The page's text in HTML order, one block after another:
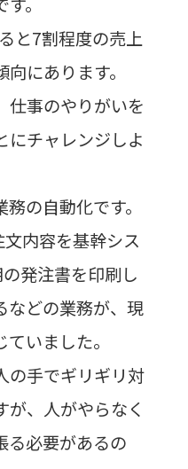
と7割程度の売上
にあります。
仕事のやりがいを
にチャレンジしよ
の自動化です。
内容を基幹シス
発注書を印刷し
などの業務が、現
いました。
の手でギリギリ対
、人がやらなく
る必要があるの